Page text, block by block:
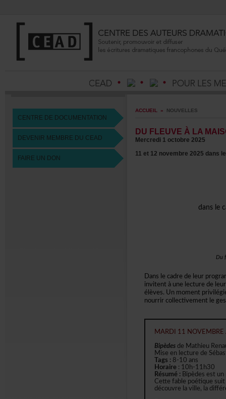
CENTREDEDOCUMENTATION
DEVENIRMEMBREDUCEAD
FAIREUNDON
ACCUEIL » NOUVELLES
Mercredi1octobre2025
Bipèdes
Tags:8-10ans
Horaire:10h-11h30
Résumé: